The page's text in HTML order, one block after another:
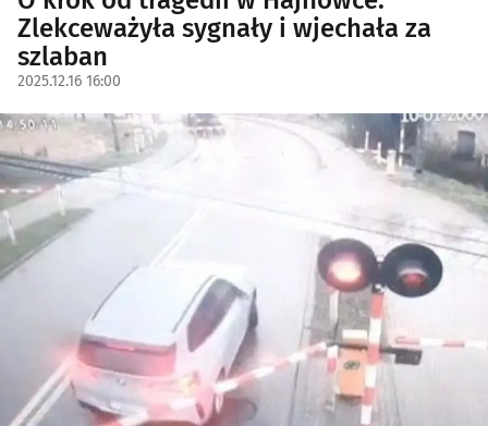
Zlekceważyła sygnały i wjechała za
szlaban
2025.12.16 16:00